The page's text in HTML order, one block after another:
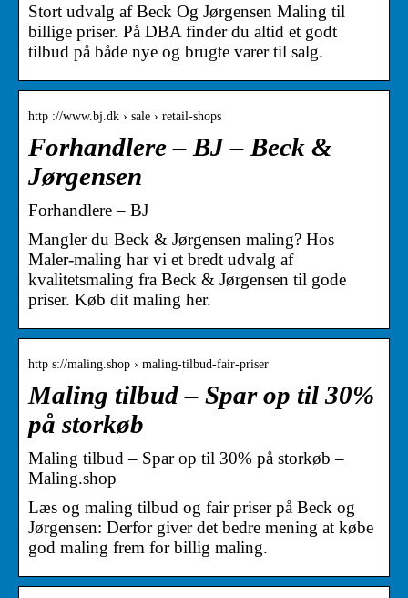
Stort udvalg af Beck Og Jørgensen Maling til
billige priser. På DBA finder du altid et godt
tilbud på både nye og brugte varer til salg.
http ://www.bj.dk › sale › retail-shops
Forhandlere – BJ – Beck &
Jørgensen
Forhandlere – BJ
Mangler du Beck & Jørgensen maling? Hos
Maler-maling har vi et bredt udvalg af
kvalitetsmaling fra Beck & Jørgensen til gode
priser. Køb dit maling her.
http s://maling.shop › maling-tilbud-fair-priser
Maling tilbud – Spar op til 30%
på storkøb
Maling tilbud – Spar op til 30% på storkøb –
Maling.shop
Læs og maling tilbud og fair priser på Beck og
Jørgensen: Derfor giver det bedre mening at købe
god maling frem for billig maling.